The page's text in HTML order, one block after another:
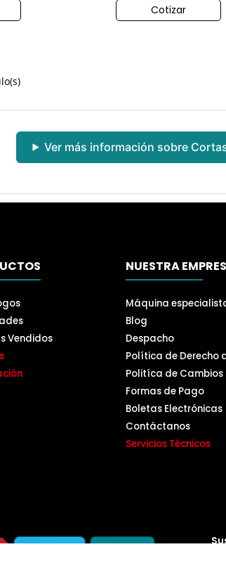
Cotizar
Ver más información sobre
Vendidos
NUESTRA
Máquina
Blog
Despacho
Política de Derecho
Politíca de Cambios
Formas de Pago
Boletas Electrónicas
Contáctanos
Servicios Técnicos